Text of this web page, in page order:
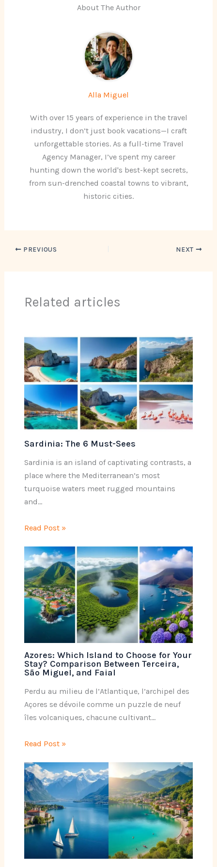
About The Author
Alla Miguel
With over 15 years of experience in the travel
industry, I don’t just book vacations—I craft
unforgettable stories. As a full-time Travel
Agency Manager, I’ve spent my career
hunting down the world's best-kept secrets,
from sun-drenched coastal towns to vibrant,
historic cities.
PREVIOUS NEXT
Related articles
Sardinia: The 6 Must-Sees
Sardinia is an island of captivating contrasts, a
place where the Mediterranean’s most
turquoise waters meet rugged mountains
and…
Read Post »
Azores: Which Island to Choose for Your
Stay? Comparison Between Terceira,
São Miguel, and Faial
Perdu au milieu de l’Atlantique, l’archipel des
Açores se dévoile comme un puzzle de neuf
îles volcaniques, chacune cultivant…
Read Post »